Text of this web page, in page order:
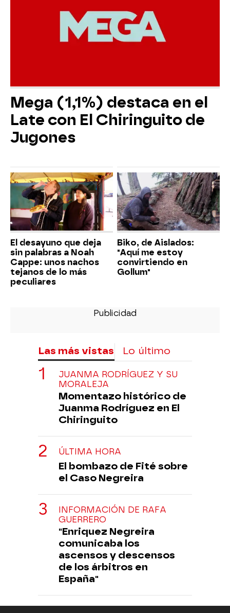
Mega (1,1%) destaca en el
Late con El Chiringuito de
Jugones
El desayuno que deja
sin palabras a Noah
Cappe: unos nachos
tejanos de lo más
peculiares
Biko, de Aislados:
"Aquí me estoy
convirtiendo en
Gollum"
Las más vistas Lo último
JUANMA RODRÍGUEZ Y SU
MORALEJA
Momentazo histórico de
Juanma Rodríguez en El
Chiringuito
ÚLTIMA HORA
El bombazo de Fité sobre
el Caso Negreira
INFORMACIÓN DE RAFA
GUERRERO
"Enriquez Negreira
comunicaba los
ascensos y descensos
de los árbitros en
España"